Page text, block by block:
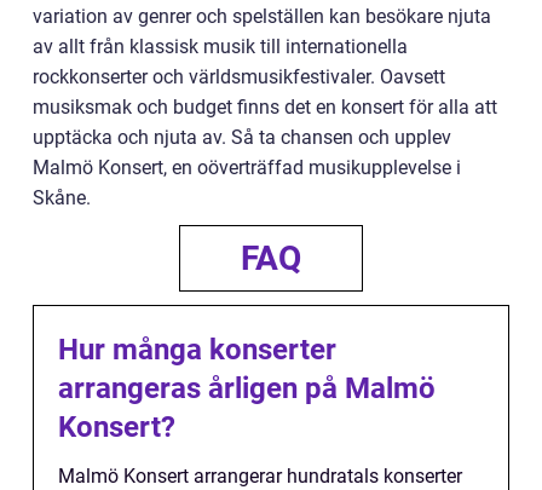
variation av genrer och spelställen kan besökare njuta
av allt från klassisk musik till internationella
rockkonserter och världsmusikfestivaler. Oavsett
musiksmak och budget finns det en konsert för alla att
upptäcka och njuta av. Så ta chansen och upplev
Malmö Konsert, en oöverträffad musikupplevelse i
Skåne.
FAQ
Hur många konserter
arrangeras årligen på Malmö
Konsert?
Malmö Konsert arrangerar hundratals konserter